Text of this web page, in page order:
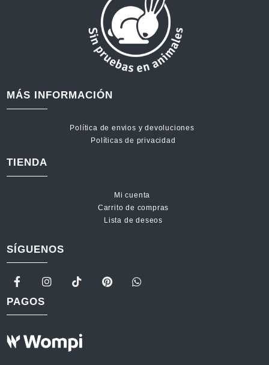
MÁS INFORMACIÓN
Política de envios y devoluciones
Políticas de privacidad
TIENDA
Mi cuenta
Carrito de compras
Lista de deseos
SÍGUENOS
PAGOS